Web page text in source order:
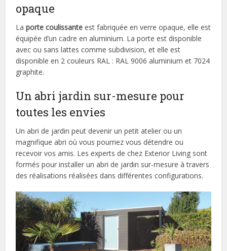
opaque
Laporte coulissante est fabriquée en verre opaque, elle est
équipée d’un cadre en aluminium. La porte est disponible
avec ou sans lattes comme subdivision, et elle est
disponible en 2 couleurs RAL : RAL 9006 aluminium et 7024
graphite.
Un abri jardin sur-mesure pour
toutes les envies
Un abri de jardin peut devenir un petit atelier ou un
magnifique abri où vous pourriez vous détendre ou
recevoir vos amis. Les experts de chez Exterior Living sont
formés pour installer un abri de jardin sur-mesure à travers
des réalisations réalisées dans différentes configurations.